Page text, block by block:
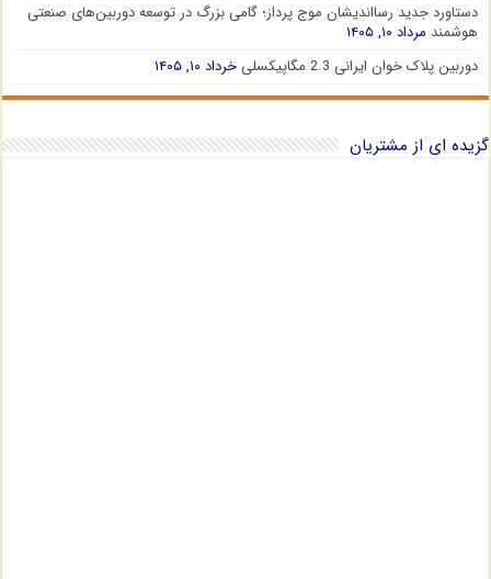
دستاورد جدید رسااندیشان موج پرداز؛ گامی بزرگ در توسعه دوربین‌های صنعتی
هوشمند مرداد ۱۰, ۱۴۰۵
دوربین پلاک خوان ایرانی 2.3 مگاپیکسلی
خرداد ۱۰, ۱۴۰۵
گزیده ای از مشتریان